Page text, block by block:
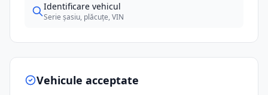
Identificare vehicul
Serie șasiu, plăcuțe, VIN
Vehicule acceptate